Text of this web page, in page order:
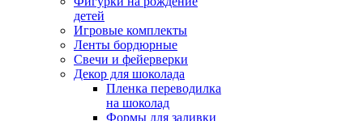
детей
Игровые комплекты
Ленты бордюрные
Свечи и фейерверки
Декор для шоколада
Пленка переводилка
на шоколад
Формы для заливки